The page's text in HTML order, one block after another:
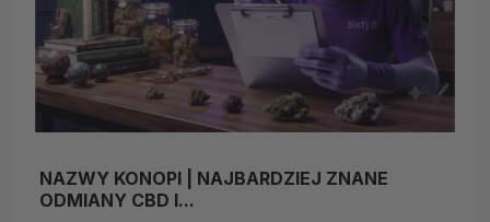
NAZWY KONOPI | NAJBARDZIEJ ZNANE
ODMIANY CBD I...